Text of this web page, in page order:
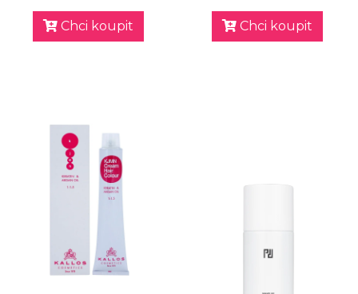
Chci koupit Chci koupit